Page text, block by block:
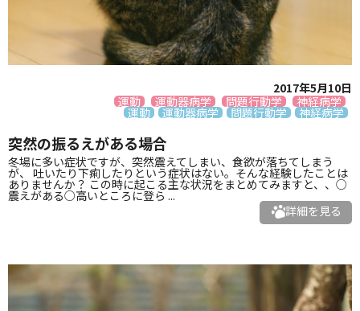
2017年5月10日
運動
運動器病学 問題行動学 神経病学
運動 運動器病学 問題行動学 神経病学
突然の振るえがある場合
冬場に多い症状ですが、突然震えてしまい、食欲が落ちてしまう
が、 吐いたり下痢したりという症状はない。そんな経験したことは
ありませんか？ この時に起こる主な状況をまとめてみますと、、○
震えがある○高いところに登ら ...
詳細を見る